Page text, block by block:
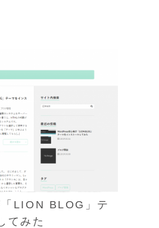
LION BLOG」テ
てみた